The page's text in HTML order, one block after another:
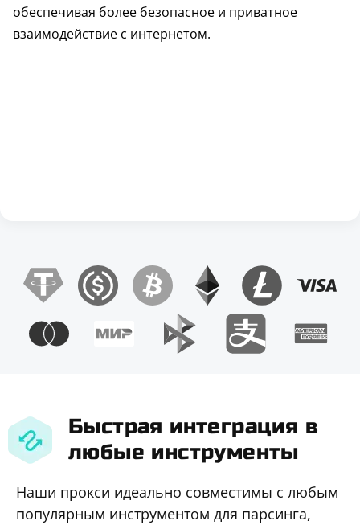
обеспечивая более безопасное и приватное
взаимодействие с интернетом.
Быстрая интеграция в
любые инструменты
Наши прокси идеально совместимы с любым
популярным инструментом для парсинга,